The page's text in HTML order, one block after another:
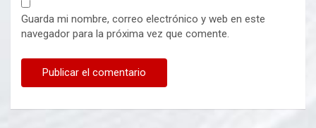
Guarda mi nombre, correo electrónico y web en este
navegador para la próxima vez que comente.